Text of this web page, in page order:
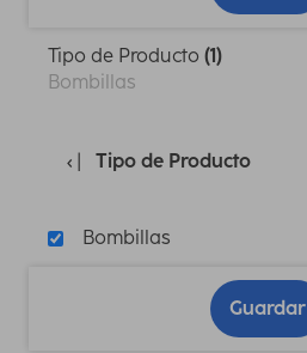
Tipo de Producto (1)
Bombillas
Tipo de Producto
Bombillas
Guardar